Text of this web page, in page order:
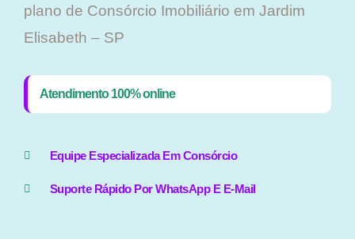
plano ​de Consórcio Imobiliário em Jardim
Elisabeth – SP
Atendimento 100% online
Equipe Especializada Em Consórcio
Suporte Rápido Por WhatsApp E E-Mail